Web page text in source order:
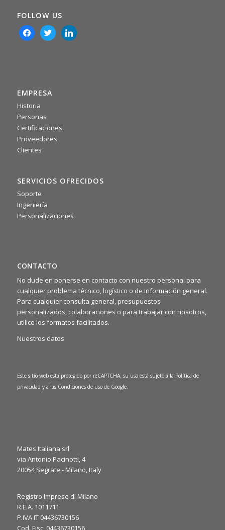
0
· Mié 16 julio, 2025
📌 La scorsa settimana si è tenuto il nostro meeting
per condividere idee, allinearci sugli obiettivi e ritrovarci
rafforzando lo spirito di squadra 🤝
0 1 Twitter
·Jue 6 marzo, 2025
It’s the final day at JEC World 2025! ⏳
We’re here to discuss your needs and explore how our
FOLLOW US
facebooktwitterlinkedin
EMPRESA
Historia
Personas
Certificaciones
Proveedores
Clientes
SERVICIOS OFRECIDOS
Soporte
Ingeniería
Personalizaciones
CONTACTO
No dude en ponerse en contacto con nuestro personal para
cualquier problema técnico, logístico o de información general.
Para cualquier consulta general, presupuestos
personalizados, colaboraciones o para trabajar con nosotros,
utilice los formatos facilitados.
Nuestros datos
Este sitio web está protegido por reCAPTCHA, su uso está sujeto a la Política de
privacidad y a las Condiciones de uso de Google.
Mates Italiana srl
via Antonio Pacinotti, 4
20054 Segrate - Milano, Italy
Registro Imprese di Milano
R.E.A. 1011711
P.IVA IT 04436730156
Cod. Fisc. 04436730156